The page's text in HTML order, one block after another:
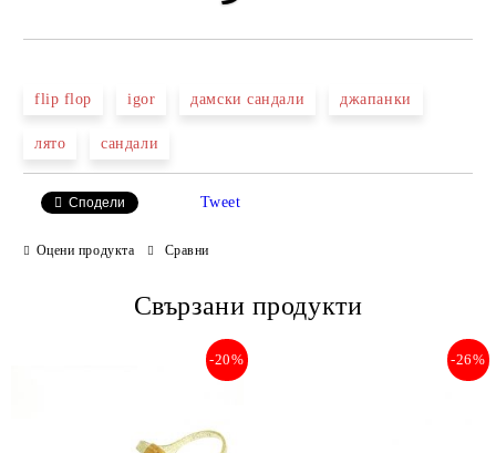
flip flop igor дамски сандали джапанки
лято сандали
Сподели Tweet
Оцени продукта Сравни
Свързани продукти
-20% -26%